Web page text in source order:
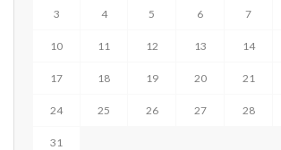
3 4 5 6 7
10 11 12 13 14
17 18 19 20 21
24 25 26 27 28
31